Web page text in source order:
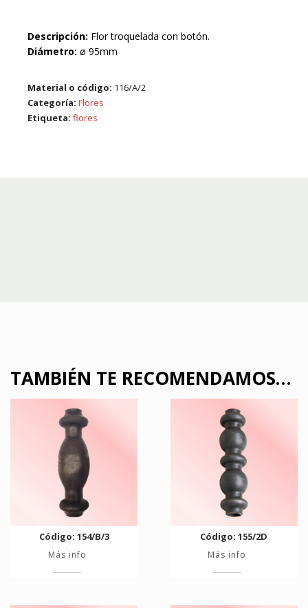
Descripción: Flor troquelada con botón.
Diámetro: ø 95mm
Material o código: 116/A/2
Categoría: Flores
Etiqueta: flores
TAMBIÉN TE RECOMENDAMOS…
Código: 154/B/3
Más info
Código: 155/2D
Más info